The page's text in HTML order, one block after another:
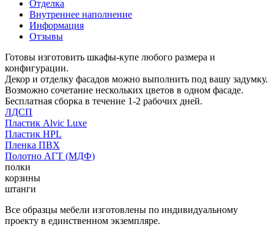
Отделка
Внутреннее наполнение
Информация
Отзывы
Готовы изготовить шкафы-купе любого размера и
конфигурации.
Декор и отделку фасадов можно выполнить под вашу задумку.
Возможно сочетание нескольких цветов в одном фасаде.
Бесплатная сборка в течение 1-2 рабочих дней.
ЛДСП
Пластик Alvic Luxe
Пластик HPL
Пленка ПВХ
Полотно АГТ (МДФ)
полки
корзины
штанги
Все образцы мебели изготовлены по индивидуальному
проекту в единственном экземпляре.